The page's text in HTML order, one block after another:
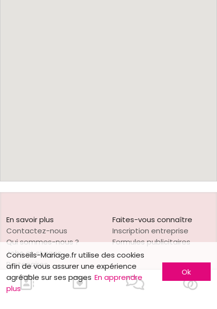
En savoir plus
Contactez-nous
Qui sommes-nous ?
Jobs et stages
Partenaires
Mentions légales
Faites-vous connaître
Inscription entreprise
Formules publicitaires
Conseils-Mariage.fr utilise des cookies
afin de vous assurer une expérience
agréable sur ses pages En apprendre
plus
Ok